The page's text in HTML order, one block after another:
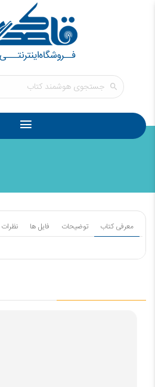
معرفی کتاب توضیحات فایل ها نظرات